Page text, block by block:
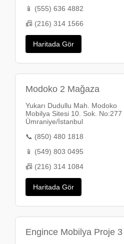
📱 (555) 636 4882
📠 (216) 314 1566
Haritada Gör
Modoko 2 Mağaza
Yukarı Dudullu Mah. Modoko
Mobilya Sitesi 10. Sok. No:277
Ümraniye/İstanbul
📞 (850) 480 1818
📱 (549) 803 0495
📠 (216) 314 1084
Haritada Gör
Engince Mobilya Proje 3